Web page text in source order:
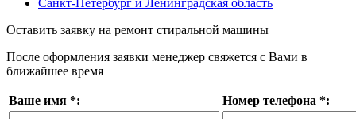
Оставить заявку на ремонт стиральной машины
После оформления заявки менеджер свяжется с Вами в
ближайшее время
Ваше имя *: Номер телефона *: